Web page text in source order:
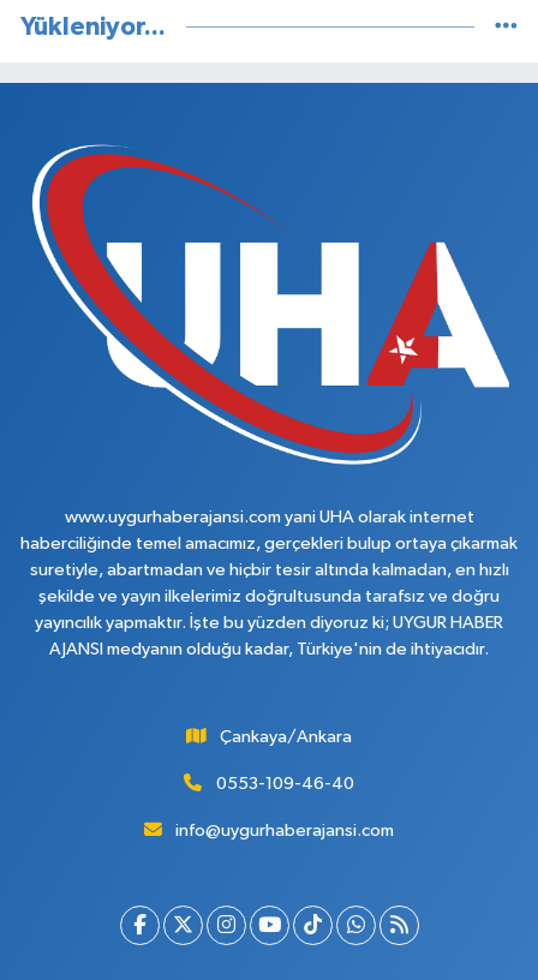
Yükleniyor...
www.uygurhaberajansi.com yani UHA olarak internet
haberciliğinde temel amacımız, gerçekleri bulup ortaya çıkarmak
suretiyle, abartmadan ve hiçbir tesir altında kalmadan, en hızlı
şekilde ve yayın ilkelerimiz doğrultusunda tarafsız ve doğru
yayıncılık yapmaktır. İşte bu yüzden diyoruz ki; UYGUR HABER
AJANSI medyanın olduğu kadar, Türkiye'nin de ihtiyacıdır.
Çankaya/Ankara
0553-109-46-40
info@uygurhaberajansi.com